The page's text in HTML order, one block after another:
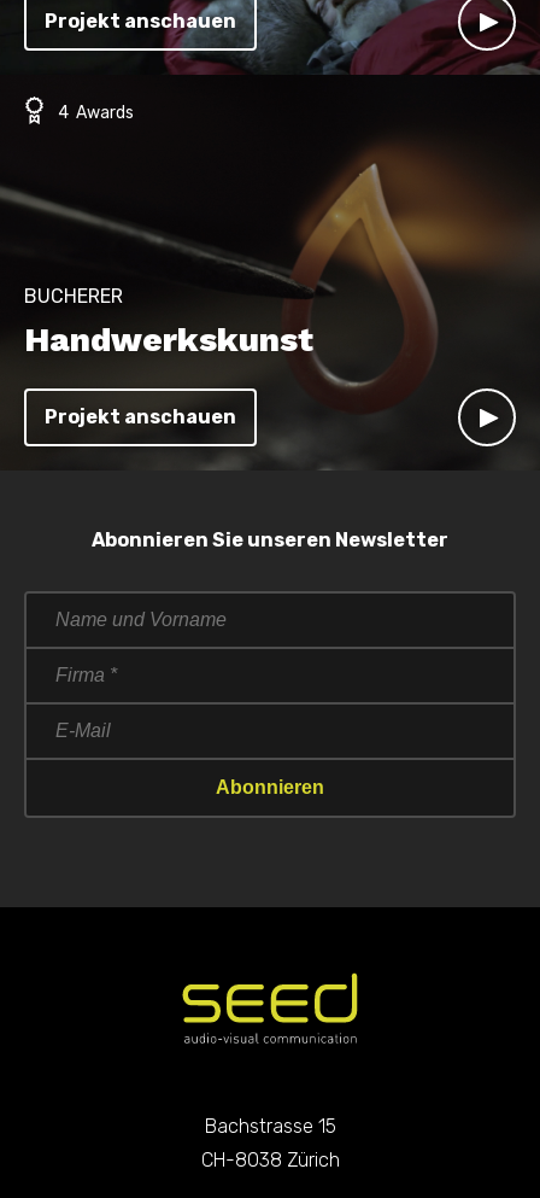
Projekt anschauen
BUCHERER
Handwerkskunst
4 Awards
Projekt anschauen
Abonnieren Sie unseren Newsletter
Bachstrasse 15
CH-8038 Zürich